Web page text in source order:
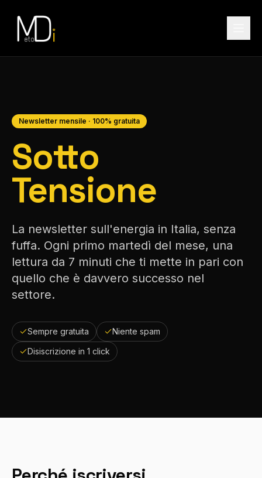
Newsletter mensile · 100% gratuita
Sotto
Tensione
La newsletter sull'energia in Italia, senza
fuffa. Ogni primo martedì del mese, una
lettura da 7 minuti che ti mette in pari con
quello che è davvero successo nel
settore.
Sempre gratuita
Niente spam
Disiscrizione in 1 click